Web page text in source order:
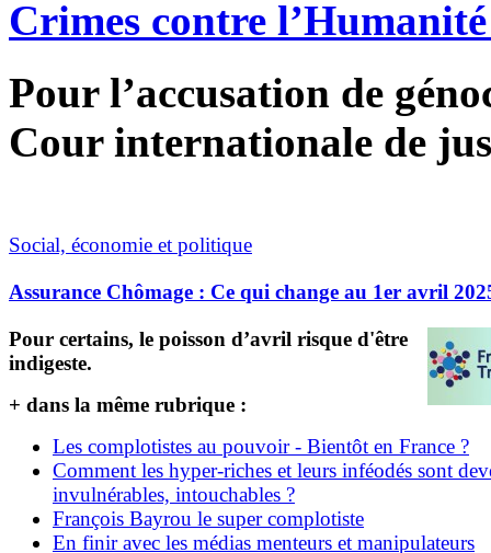
Crimes contre
Pour l’accusation de
Cour internationale de
Social, économie et politique
Assurance Chômage : Ce qui change au 1er avril
Pour certains, le poisson d’avril risque d'être
indigeste.
+ dans la même rubrique :
Les complotistes au pouvoir - Bientôt en France ?
Comment les hyper-riches et leurs inféodés sont
invulnérables, intouchables ?
François Bayrou le super complotiste
En finir avec les médias menteurs et manipulateurs